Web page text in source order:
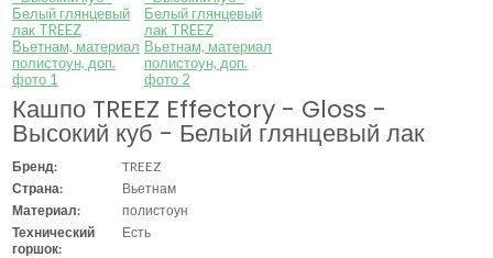
Кашпо TREEZ Effectory - Gloss -
Высокий куб - Белый глянцевый лак
Бренд:
TREEZ
Страна:
Вьетнам
Материал:
полистоун
Технический
горшок:
Есть